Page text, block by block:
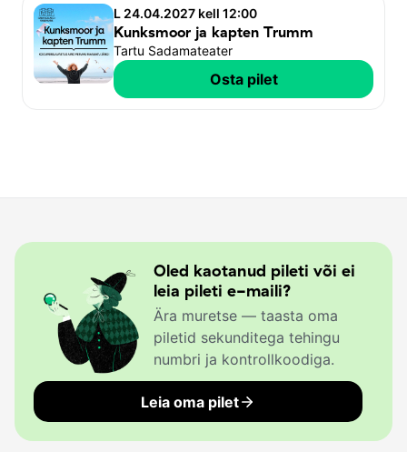
L 24.04.2027 kell 12:00
Kunksmoor ja kapten Trumm
Tartu Sadamateater
Osta pilet
Oled kaotanud pileti või ei
leia pileti e-maili?
Ära muretse — taasta oma
piletid sekunditega tehingu
numbri ja kontrollkoodiga.
Leia oma pilet